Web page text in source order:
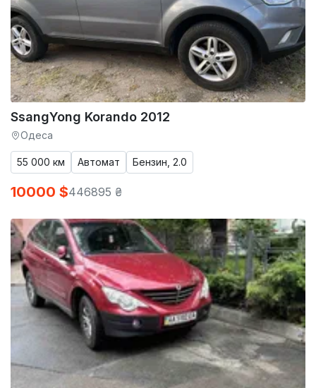
SsangYong Korando 2012
Одеса
55 000 км Автомат Бензин, 2.0
10000 $446895 ₴